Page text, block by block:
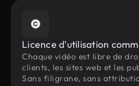
Licence d'utilisation
Chaque vidéo est libre de
clients, les sites web et les
Sans filigrane, sans